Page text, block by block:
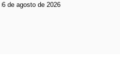
6 de agosto de 2026